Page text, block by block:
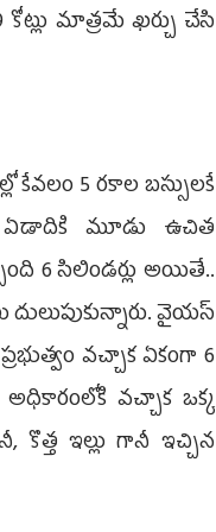
కోట్లు మాత్రమే ఖర్చు చేసి
కేవలం 5 రకాల బస్సులకే
ఏడాదికి మూడు ఉచిత
6 సిలిండర్లు అయితే..
దులుపుకున్నారు. వైయస్‌
వచ్చాక ఏకంగా 6
అధికారంలోకి వచ్చాక ఒక్క
కొత్త ఇల్లు గానీ ఇచ్చిన